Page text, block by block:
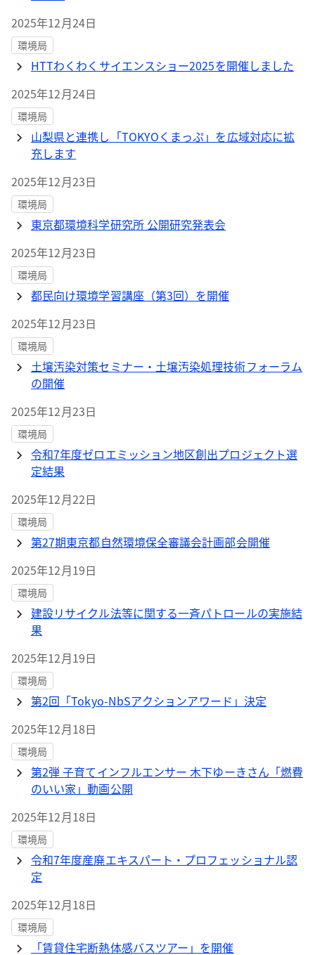
2025年12月24日
環境局
HTTわくわくサイエンスショー2025を開催しました
2025年12月24日
環境局
山梨県と連携し「TOKYOくまっぷ」を広域対応に拡
充します
2025年12月23日
環境局
東京都環境科学研究所 公開研究発表会
2025年12月23日
環境局
都民向け環境学習講座（第3回）を開催
2025年12月23日
環境局
土壌汚染対策セミナー・土壌汚染処理技術フォーラム
の開催
2025年12月23日
環境局
令和7年度ゼロエミッション地区創出プロジェクト選
定結果
2025年12月22日
環境局
第27期東京都自然環境保全審議会計画部会開催
2025年12月19日
環境局
建設リサイクル法等に関する一斉パトロールの実施結
果
2025年12月19日
環境局
第2回「Tokyo-NbSアクションアワード」決定
2025年12月18日
環境局
第2弾 子育てインフルエンサー 木下ゆーきさん「燃費
のいい家」動画公開
2025年12月18日
環境局
令和7年度産廃エキスパート・プロフェッショナル認
定
2025年12月18日
環境局
「賃貸住宅断熱体感バスツアー」を開催